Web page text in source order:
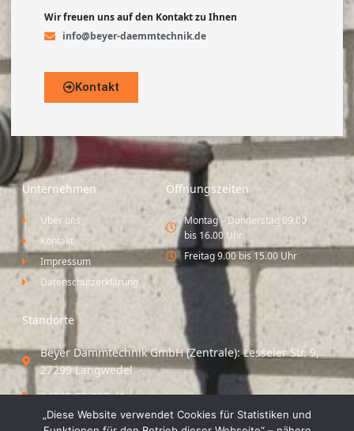
Wir freuen uns auf den Kontakt zu Ihnen
info@beyer-daemmtechnik.de
Kontakt
Unternehmen
Über uns
Kontakt
Impressum
Datenschutzerklärung
Öffnungszeiten
Montag – Donnerstag 09.00
bis 16.00 Uhr
Freitag 9.00 bis 15.00 Uhr
Standorte
Beyer Dämmtechnik GmbH (Zentrale): Lesseler Str. 9,
27299 Langwedel
04235 55 297 41
Standort Vechta / Minden: Osloer Straße 21 49377
„Diese Website verwendet Cookies für Statistiken und